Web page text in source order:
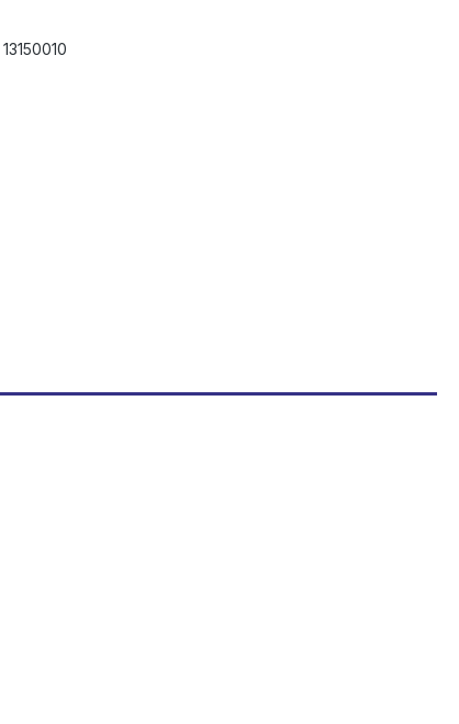
13150010